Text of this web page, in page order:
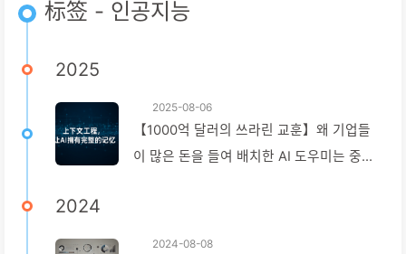
标签 - 인공지능
2025
2025-08-06
【1000억 달러의 쓰라린 교훈】왜 기업들
이 많은 돈을 들여 배치한 AI 도우미는 중요
2024
2024-08-08